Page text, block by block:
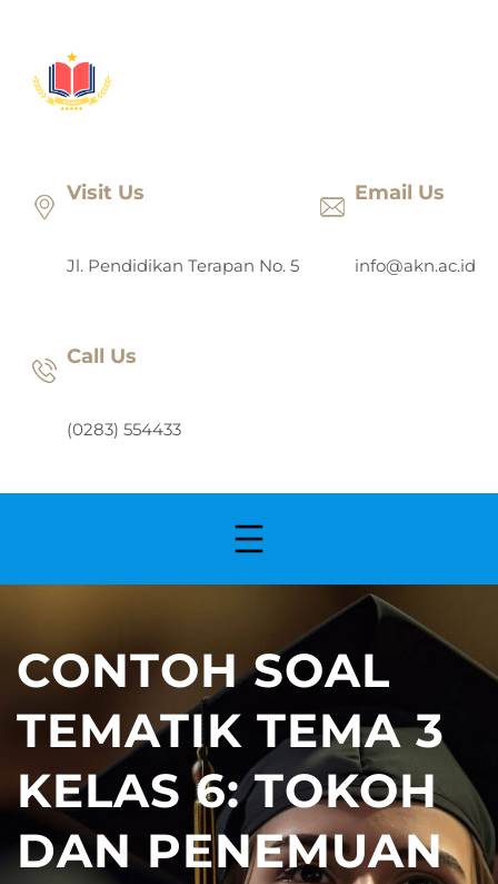
konten
Visit Us
Jl. Pendidikan Terapan No. 5
Email Us
info@akn.ac.id
Call Us
(0283) 554433
CONTOH SOAL
TEMATIK TEMA 3
KELAS 6: TOKOH
DAN PENEMUAN